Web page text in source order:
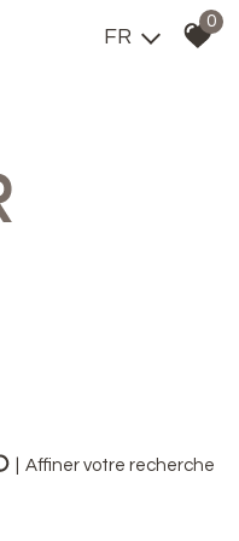
FR
0
Affiner votre recherche